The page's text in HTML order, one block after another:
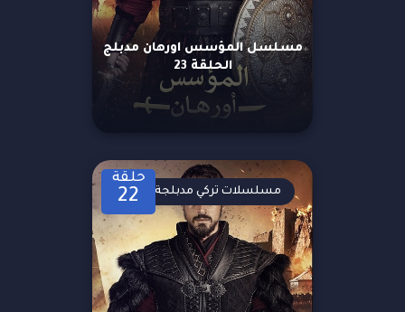
مسلسل المؤسس اورهان مدبلج
الحلقة 23
حلقة
22 مسلسلات تركي مدبلجة